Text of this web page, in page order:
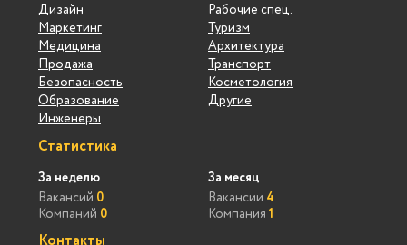
Дизайн
Маркетинг
Медицина
Продажа
Безопасность
Образование
Инженеры
Рабочие спец.
Туризм
Архитектура
Транспорт
Косметология
Другие
Статистика
За неделю
Вакансий 0
Компаний 0
За месяц
Вакансии 4
Компания 1
Контакты